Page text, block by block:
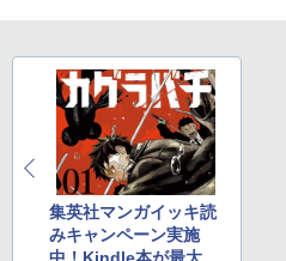
集英社マンガイッキ読
みキャンペーン実施
中！Kindle本が最大3